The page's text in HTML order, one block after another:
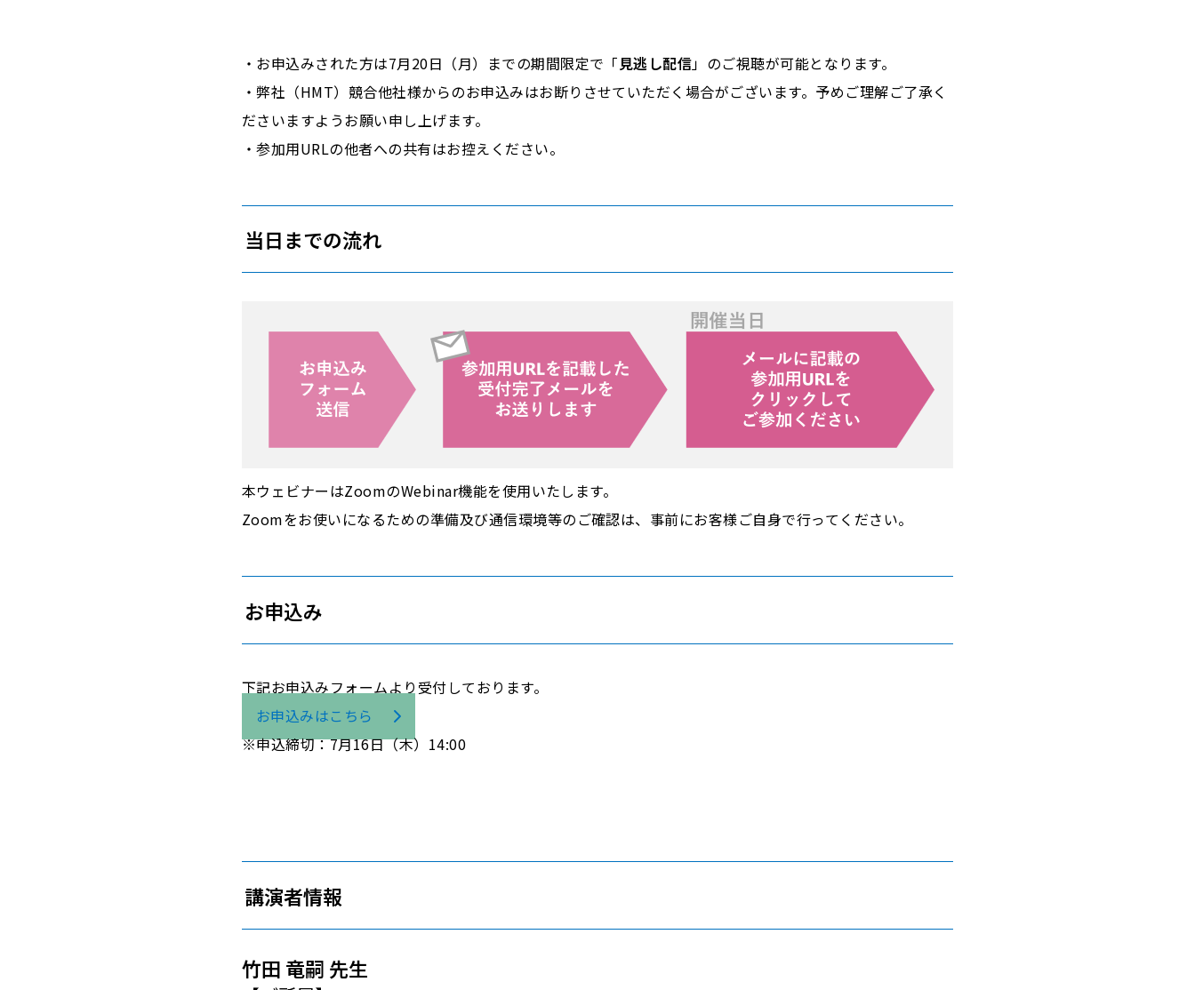
・お申込みされた方は7月20日（月）までの期間限定で「 見逃し配信」のご視聴が可能となります。
・弊社（HMT）競合他社様からのお申込みはお断りさせていただく場合がございます。予めご理解ご了承く
ださいますようお願い申し上げます。
・参加用URLの他者への共有はお控えください。
当日までの流れ
本ウェビナーはZoomのWebinar機能を使用いたします。
Zoomをお使いになるための準備及び通信環境等のご確認は、事前にお客様ご自身で行ってください。
お申込み
下記お申込みフォームより受付しております。
お申込みはこちら
※申込締切：7月16日（木）14:00
講演者情報
竹田 竜嗣 先生